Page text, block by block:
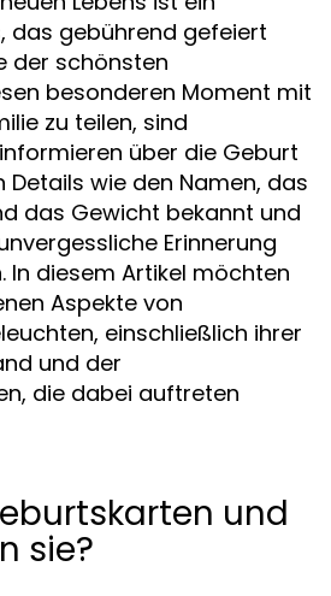
das gebührend gefeiert
der schönsten
besonderen Moment mit
zu teilen, sind
informieren über die Geburt
Details wie den Namen, das
das Gewicht bekannt und
Erinnerung
In diesem Artikel möchten
Aspekte von
einschließlich ihrer
und der
die dabei auftreten
und
sie?